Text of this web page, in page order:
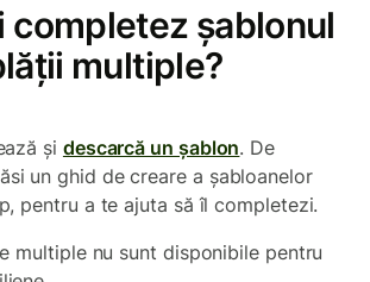
completez șablonul
multiple?
și descarcă un șablon. De
un ghid de creare a șabloanelor
pentru a te ajuta să îl completezi.
multiple nu sunt disponibile pentru